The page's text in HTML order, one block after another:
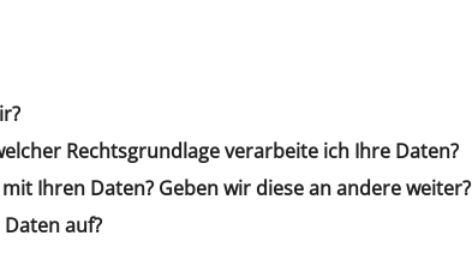
Rechtsgrundlage verarbeite ich Ihre Daten?
Ihren Daten? Geben wir diese an andere weiter?
auf?